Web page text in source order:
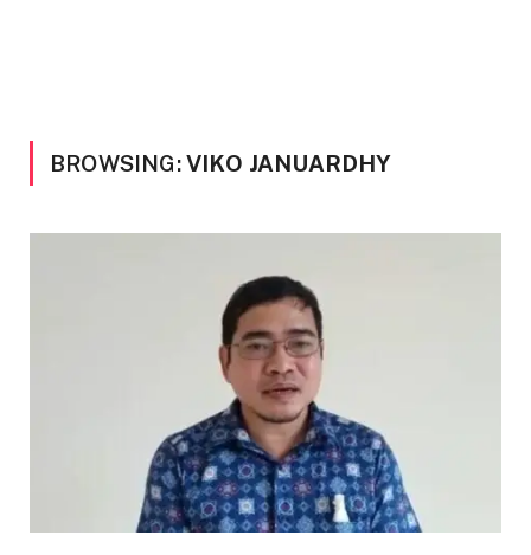
BROWSING:VIKO JANUARDHY